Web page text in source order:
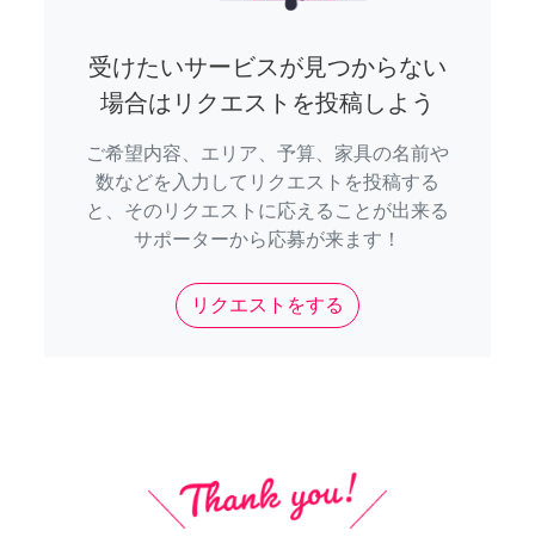
受けたいサービスが見つからない
場合はリクエストを投稿しよう
ご希望内容、エリア、予算、家具の名前や
数などを入力してリクエストを投稿する
と、そのリクエストに応えることが出来る
サポーターから応募が来ます！
リクエストをする